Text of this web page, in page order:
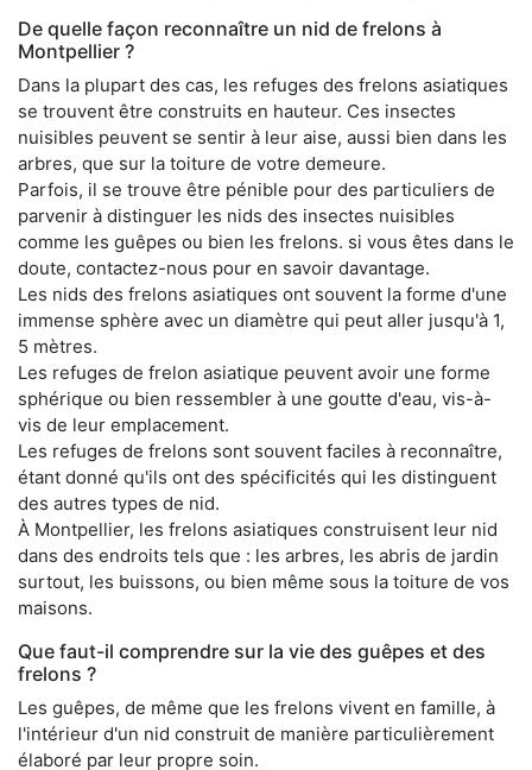
De quelle façon reconnaître un nid de frelons à
Montpellier ?
Dans la plupart des cas, les refuges des frelons asiatiques
se trouvent être construits en hauteur. Ces insectes
nuisibles peuvent se sentir à leur aise, aussi bien dans les
arbres, que sur la toiture de votre demeure.
Parfois, il se trouve être pénible pour des particuliers de
parvenir à distinguer les nids des insectes nuisibles
comme les guêpes ou bien les frelons. si vous êtes dans le
doute, contactez-nous pour en savoir davantage.
Les nids des frelons asiatiques ont souvent la forme d'une
immense sphère avec un diamètre qui peut aller jusqu'à 1,
5 mètres.
Les refuges de frelon asiatique peuvent avoir une forme
sphérique ou bien ressembler à une goutte d'eau, vis-à-
vis de leur emplacement.
Les refuges de frelons sont souvent faciles à reconnaître,
étant donné qu'ils ont des spécificités qui les distinguent
des autres types de nid.
À Montpellier, les frelons asiatiques construisent leur nid
dans des endroits tels que : les arbres, les abris de jardin
surtout, les buissons, ou bien même sous la toiture de vos
maisons.
Que faut-il comprendre sur la vie des guêpes et des
frelons ?
Les guêpes, de même que les frelons vivent en famille, à
l'intérieur d'un nid construit de manière particulièrement
élaboré par leur propre soin.